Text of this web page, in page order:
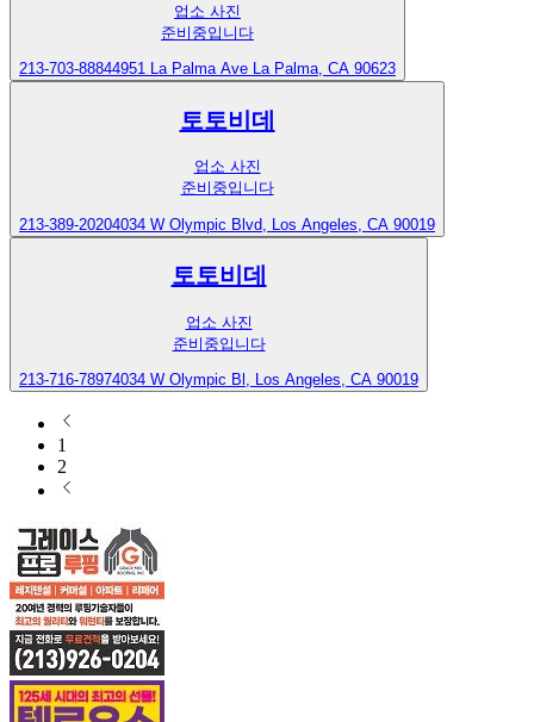
업소 사진
준비중입니다
213-703-88844951 La Palma Ave La Palma, CA 90623
토토비데
업소 사진
준비중입니다
213-389-20204034 W Olympic Blvd, Los Angeles, CA 90019
토토비데
업소 사진
준비중입니다
213-716-78974034 W Olympic Bl, Los Angeles, CA 90019
1
2